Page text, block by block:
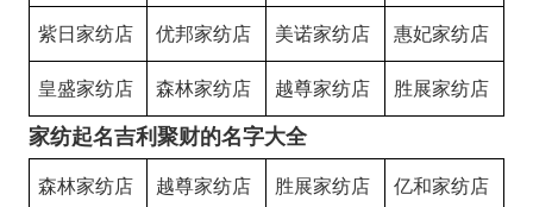
紫日家纺店 优邦家纺店 美诺家纺店 惠妃家纺店
皇盛家纺店 森林家纺店 越尊家纺店 胜展家纺店
家纺起名吉利聚财的名字大全
森林家纺店 越尊家纺店 胜展家纺店 亿和家纺店